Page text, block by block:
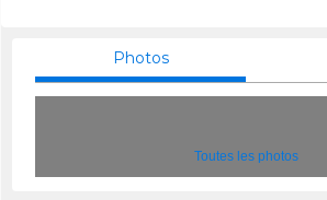
Photos
Toutes les photos